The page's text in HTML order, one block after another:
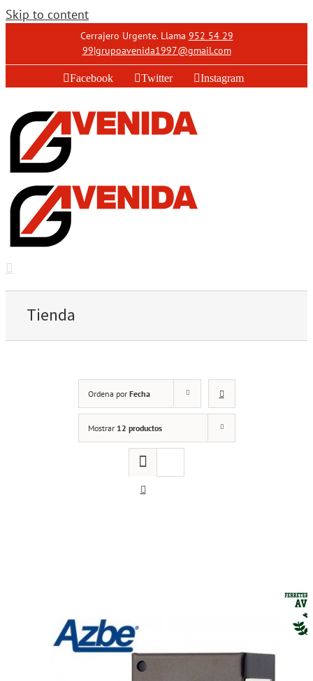
Skip to content
Cerrajero Urgente. Llama 952 54 29
99|grupoavenida1997@gmail.com
Facebook Twitter Instagram
Tienda
Ordena por Fecha
Mostrar 12 productos
Cerradura de sobreponer, golpe y
de serreta. Con tirador. Indicar